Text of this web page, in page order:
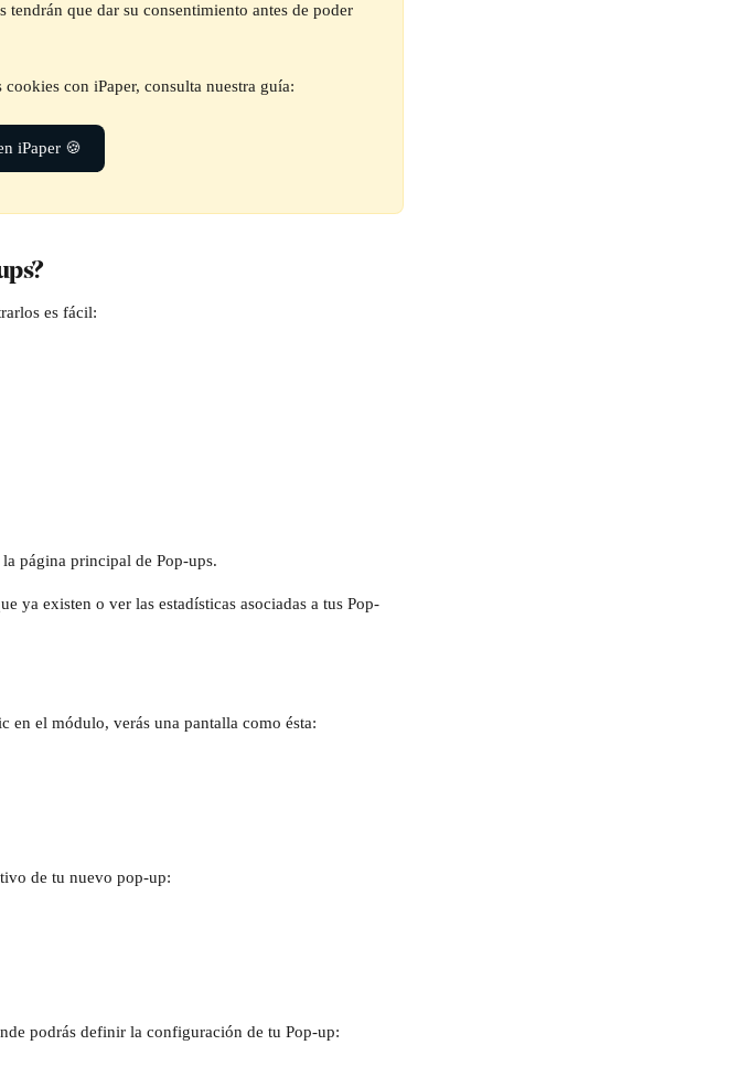
que dar su consentimiento antes de poder
con iPaper, consulta nuestra guía:
iPaper 🍪
es fácil:
página principal de Pop-ups.
ya existen o ver las estadísticas asociadas a tus Pop-
en el módulo, verás una pantalla como ésta:
de tu nuevo pop-up:
podrás definir la configuración de tu Pop-up: